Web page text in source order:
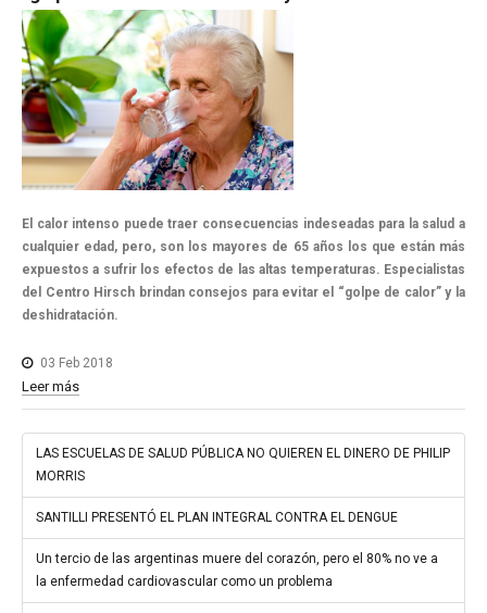
El calor intenso puede traer consecuencias indeseadas para la salud a
cualquier edad, pero, son los mayores de 65 años los que están más
expuestos a sufrir los efectos de las altas temperaturas. Especialistas
del Centro Hirsch brindan consejos para evitar el “golpe de calor” y la
deshidratación.
03 Feb 2018
Leer más
LAS ESCUELAS DE SALUD PÚBLICA NO QUIEREN EL DINERO DE PHILIP
MORRIS
SANTILLI PRESENTÓ EL PLAN INTEGRAL CONTRA EL DENGUE
Un tercio de las argentinas muere del corazón, pero el 80% no ve a
la enfermedad cardiovascular como un problema